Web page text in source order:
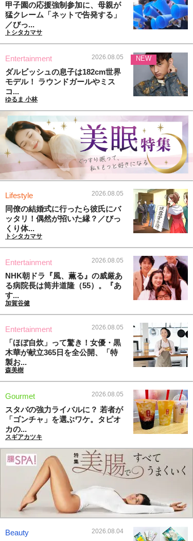
甲子園の応援強制参加に、母親が
猛クレーム「ネットで告発する」
／びっ...
トシタカマサ
Entertainment 2026.08.05
ダルビッシュの息子は182cm世界
モデル！ ラウンドガールやミス
コ...
ゆるま 小林
NEW
Lifestyle 2026.08.05
同僚の結婚式に行ったら彼氏にバ
ッタリ！偶然が招いた縁？／びっ
くり体...
トシタカマサ
Entertainment 2026.08.05
NHK朝ドラ『風、薫る』の威厳あ
る病院長は筒井道隆（55）。『あ
す...
加賀谷健
Entertainment 2026.08.05
「ほぼ自炊」って驚き！女優・黒
木華が献立365日を全公開、「特
製お...
森美樹
Gourmet 2026.08.05
スタバの強力ライバルに？ 若者が
「ゴンチャ」を選ぶワケ。タピオ
カの...
スギアカツキ
Beauty 2026.08.04